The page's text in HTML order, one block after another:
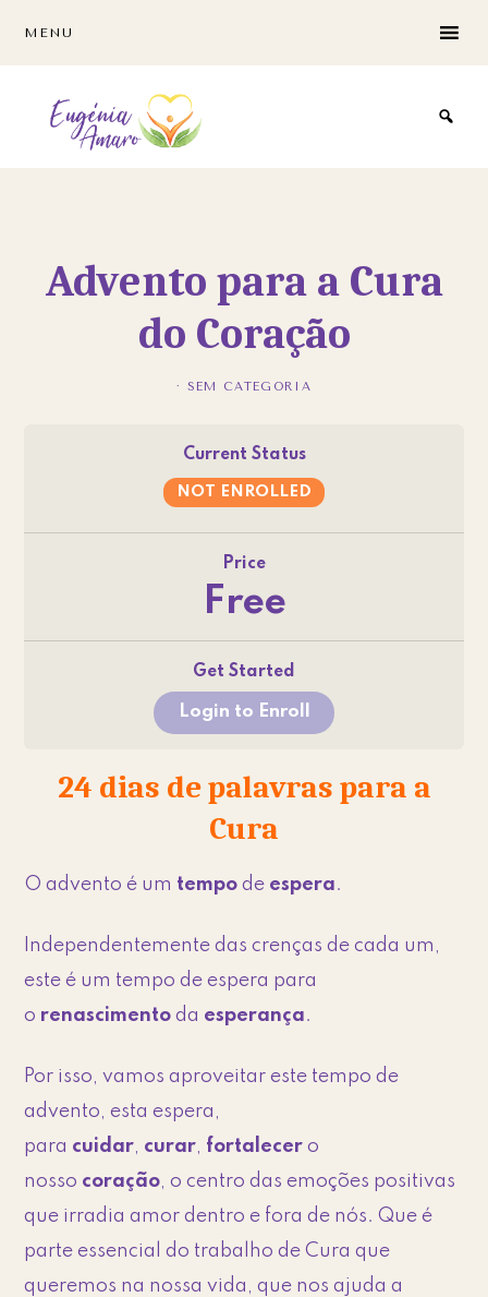
content
MENU
Advento para a Cura
do Coração
· SEM CATEGORIA
Current Status
NOT ENROLLED
Price
Free
Get Started
Login to Enroll
24 dias de palavras para a
Cura
O advento é um tempo de espera.
Independentemente das crenças de cada um,
este é um tempo de espera para
o renascimento da esperança.
Por isso, vamos aproveitar este tempo de
advento, esta espera,
para cuidar, curar, fortalecer o
nosso coração, o centro das emoções positivas
que irradia amor dentro e fora de nós. Que é
parte essencial do trabalho de Cura que
queremos na nossa vida, que nos ajuda a